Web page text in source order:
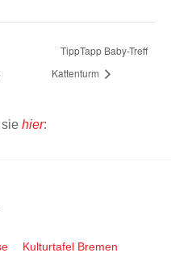
TippTapp Baby-Treff
Kattenturm
hier:
Kulturtafel Bremen